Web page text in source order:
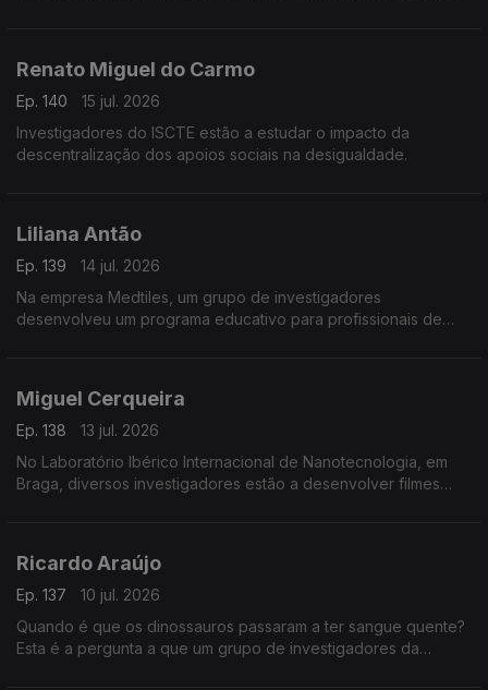
Renato Miguel do Carmo
Ep. 140
15 jul. 2026
Investigadores do ISCTE estão a estudar o impacto da
descentralização dos apoios sociais na desigualdade.
Liliana Antão
Ep. 139
14 jul. 2026
Na empresa Medtiles, um grupo de investigadores
desenvolveu um programa educativo para profissionais de
Miguel Cerqueira
Ep. 138
13 jul. 2026
No Laboratório Ibérico Internacional de Nanotecnologia, em
Braga, diversos investigadores estão a desenvolver filmes
Ricardo Araújo
Ep. 137
10 jul. 2026
Quando é que os dinossauros passaram a ter sangue quente?
Esta é a pergunta a que um grupo de investigadores da